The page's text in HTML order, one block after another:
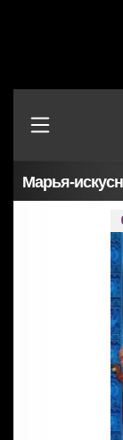
Марья-